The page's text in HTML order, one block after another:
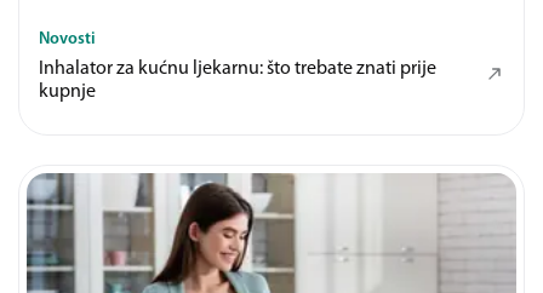
Novosti
Inhalator za kućnu ljekarnu: što trebate znati prije
kupnje